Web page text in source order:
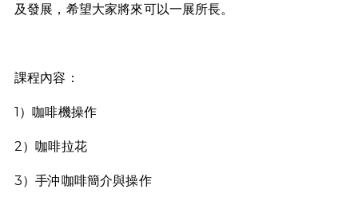
及發展，希望大家將來可以一展所長。
課程內容：
1）咖啡機操作
2）咖啡拉花
3）手沖咖啡簡介與操作